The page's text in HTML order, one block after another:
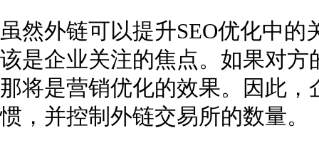
虽然外链可以提升SEO优化中
该是企业关注的焦点。如果对
那将是营销优化的效果。因此
惯，并控制外链交易所的数量。